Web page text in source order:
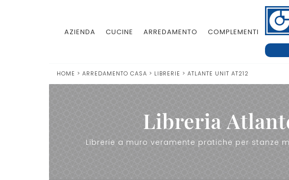
AZIENDA CUCINE ARREDAMENTO COMPLEMENTI
HOME > ARREDAMENTO CASA > LIBRERIE > ATLANTE UNIT AT212
Libreria
Librerie a muro veramente pratiche per stanze